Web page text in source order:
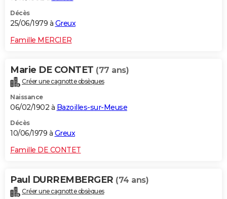
Décès
25/06/1979 à Greux
Famille MERCIER
Marie DE CONTET (77 ans)
Créer une cagnotte obsèques
Naissance
06/02/1902 à Bazoilles-sur-Meuse
Décès
10/06/1979 à Greux
Famille DE CONTET
Paul DURREMBERGER (74 ans)
Créer une cagnotte obsèques